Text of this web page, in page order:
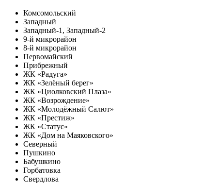
Комсомольский
Западный
Западный-1, Западный-2
9-й микрорайон
8-й микрорайон
Первомайский
Прибрежный
ЖК «Радуга»
ЖК «Зелёный берег»
ЖК «Циолковский Плаза»
ЖК «Возрождение»
ЖК «Молодёжный Салют»
ЖК «Престиж»
ЖК «Статус»
ЖК «Дом на Маяковского»
Северный
Пушкино
Бабушкино
Горбатовка
Свердлова